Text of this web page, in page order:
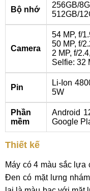
Bộ nhớ
256GB/
512GB/
Camera
54 MP, f/
50 MP, f/
2 MP, f/
Selfie: 32
Pin
Li-Ion
5W
Phần
mềm
Android
Google
Thiết kế
Máy có 4 màu sắc lựa
Đen có mặt lưng